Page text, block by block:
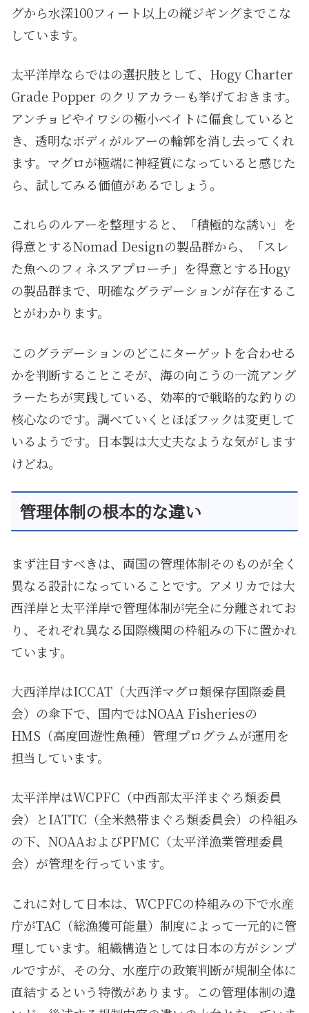
グから水深100フィート以上の縦ジギングまでこな
しています。
太平洋岸ならではの選択肢として、Hogy Charter
Grade Popper のクリアカラーも挙げておきます。
アンチョビやイワシの極小ベイトに偏食していると
き、透明なボディがルアーの輪郭を消し去ってくれ
ます。マグロが極端に神経質になっていると感じた
ら、試してみる価値があるでしょう。
これらのルアーを整理すると、「積極的な誘い」を
得意とするNomad Designの製品群から、「スレ
た魚へのフィネスアプローチ」を得意とするHogy
の製品群まで、明確なグラデーションが存在するこ
とがわかります。
このグラデーションのどこにターゲットを合わせる
かを判断することこそが、海の向こうの一流アング
ラーたちが実践している、効率的で戦略的な釣りの
核心なのです。調べていくとほぼフックは変更して
いるようです。日本製は大丈夫なような気がします
けどね。
管理体制の根本的な違い
まず注目すべきは、両国の管理体制そのものが全く
異なる設計になっていることです。アメリカでは大
西洋岸と太平洋岸で管理体制が完全に分離されてお
り、それぞれ異なる国際機関の枠組みの下に置かれ
ています。
大西洋岸はICCAT（大西洋マグロ類保存国際委員
会）の傘下で、国内ではNOAA Fisheriesの
HMS（高度回遊性魚種）管理プログラムが運用を
担当しています。
太平洋岸はWCPFC（中西部太平洋まぐろ類委員
会）とIATTC（全米熱帯まぐろ類委員会）の枠組み
の下、NOAAおよびPFMC（太平洋漁業管理委員
会）が管理を行っています。
これに対して日本は、WCPFCの枠組みの下で水産
庁がTAC（総漁獲可能量）制度によって一元的に管
理しています。組織構造としては日本の方がシンプ
ルですが、その分、水産庁の政策判断が規制全体に
直結するという特徴があります。この管理体制の違